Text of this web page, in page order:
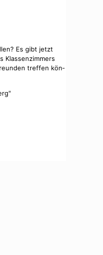
Es gibt jet­zt
Klassen­z­im­mers
tre­f­fen kön­